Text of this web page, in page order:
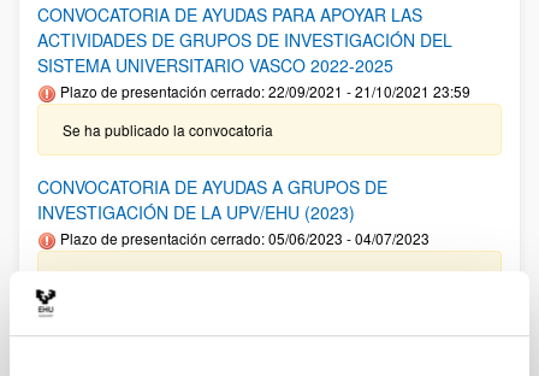
CONVOCATORIA DE AYUDAS PARA APOYAR LAS
ACTIVIDADES DE GRUPOS DE INVESTIGACIÓN DEL
SISTEMA UNIVERSITARIO VASCO 2022-2025
Plazo de presentación cerrado: 22/09/2021 - 21/10/2021 23:59
Se ha publicado la convocatoria
CONVOCATORIA DE AYUDAS A GRUPOS DE
INVESTIGACIÓN DE LA UPV/EHU (2023)
Plazo de presentación cerrado: 05/06/2023 - 04/07/2023
14/02/2024 Resolución Definitiva de ayudas concedidas y
provisional de solicitudes admitidas y excluidas para